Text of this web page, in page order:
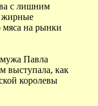
с лишним
жирные
мяса на рынки
Павла
выступала, как
королевы